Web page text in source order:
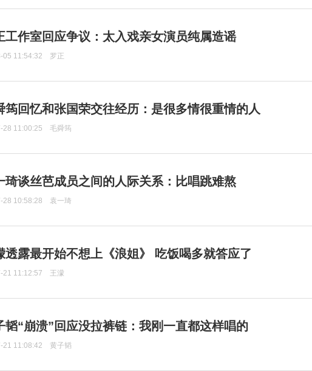
工作室回应争议：太入戏亲女演员纯属造谣
05 11:54:32 罗正
筠回忆和张国荣交往经历：是很多情很重情的人
28 11:00:25 毛舜筠
琦谈丝芭成员之间的人际关系：比唱跳难熬
28 10:58:28 袁一琦
透露最开始不想上《浪姐》 吃饭喝多就答应了
21 11:12:57 王濛
韬“崩溃”回应没拉裤链：我刚一直都这样唱的
21 11:08:42 黄子韬